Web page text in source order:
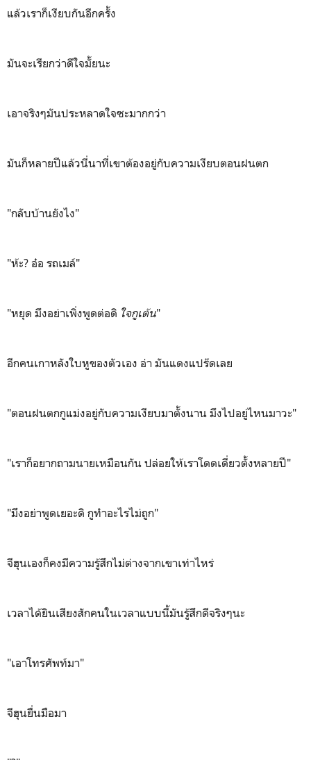
แล้วเราก็เงียบกันอีกครั้ง
มันจะเรียกว่าดีใจมั้ยนะ
เอาจริงๆมันประหลาดใจซะมากกว่า
มันก็หลายปีแล้วนี่นาที่เขาต้องอยู่กับความเงียบตอนฝนตก
"กลับบ้านยังไง"
"ห้ะ? อ๋อ รถเมล์"
"หยุด มึงอย่าเพิ่งพูดต่อดิ ใจกูเต้น"
อีกคนเกาหลังใบหูของตัวเอง อ่า มันแดงแปร๊ดเลย
"ตอนฝนตกกูแม่งอยู่กับความเงียบมาตั้งนาน มึงไปอยู่ไหนมาวะ"
"เราก็อยากถามนายเหมือนกัน ปล่อยให้เราโดดเดี่ยวตั้งหลายปี"
"มึงอย่าพูดเยอะดิ กูทำอะไรไม่ถูก"
จีฮุนเองก็คงมีความรู้สึกไม่ต่างจากเขาเท่าไหร่
เวลาได้ยินเสียงสักคนในเวลาแบบนี้มันรู้สึกดีจริงๆนะ
"เอาโทรศัพท์มา"
จีฮุนยื่นมือมา